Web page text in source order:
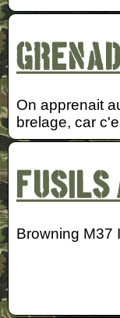
On apprenait
brelage, car
Fusils
Browning M37